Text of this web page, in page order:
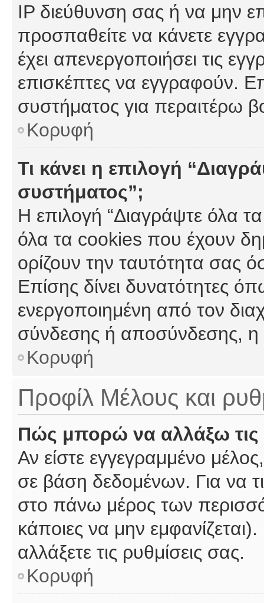
IP διεύθυνση σας ή να μην
προσπαθείτε να κάνετε
έχει απενεργοποιήσει τις
επισκέπτες να εγγραφούν.
συστήματος για περαιτέρω
Κορυφή
Τι κάνει η επιλογή
συστήματος”;
Η επιλογή “Διαγράψτε όλα
όλα τα cookies που έχουν
ορίζουν την ταυτότητα σας
Επίσης δίνει δυνατότητες
ενεργοποιημένη από τον
σύνδεσης ή αποσύνδεσης, η
Κορυφή
Προφίλ Μέλους και
Πώς μπορώ να αλλάξω τις
Αν είστε εγγεγραμμένο
σε βάση δεδομένων. Για να
στο πάνω μέρος των
κάποιες να μην
αλλάξετε τις ρυθμίσεις σας.
Κορυφή